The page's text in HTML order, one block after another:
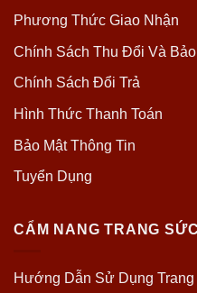
Phương Thức Giao Nhận
Chính Sách Thu Đổi Và
Chính Sách Đổi Trả
Hình Thức Thanh Toán
Bảo Mật Thông Tin
Tuyển Dụng
CẨM NANG TRANG SỨC
Hướng Dẫn Sử Dụng